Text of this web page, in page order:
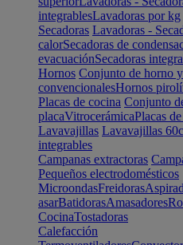
integrablesLavadoras por kg
Secadoras Lavadoras -
calorSecadoras de
evacuaciónSecadoras
Hornos Conjunto de horno
convencionalesHornos
Placas de cocina Conjunto
placaVitrocerámicaPlacas
Lavavajillas Lavavajillas
integrables
Campanas extractoras
Pequeños electrodomésticos
MicroondasFreidoras
asarBatidorasAmasadores
CocinaTostadoras
Calefacción